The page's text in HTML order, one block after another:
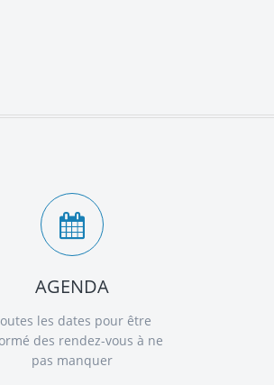
AGENDA
les dates pour être
des rendez-vous à ne
pas manquer